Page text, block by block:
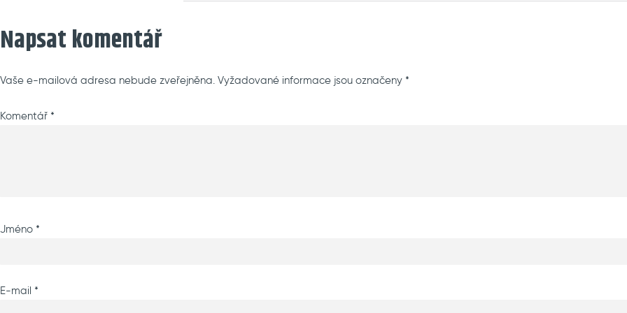
Napsat komentář
Vaše e-mailová adresa nebude zveřejněna. Vyžadované informace jsou označeny *
Komentář *
Jméno *
E-mail *